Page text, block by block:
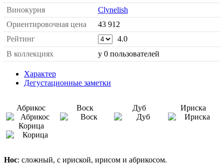
Винокурня
Clynelish
Ориентировочная цена
43 912
Рейтинг
4.0
В коллекциях
у 0 пользователей
Характер
Дегустационные заметки
Абрикос Воск Дуб Ириска
Корица
Нос: сложный, с ириской, ирисом и абрикосом.